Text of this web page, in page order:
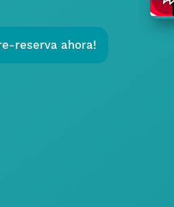
reserva ahora!